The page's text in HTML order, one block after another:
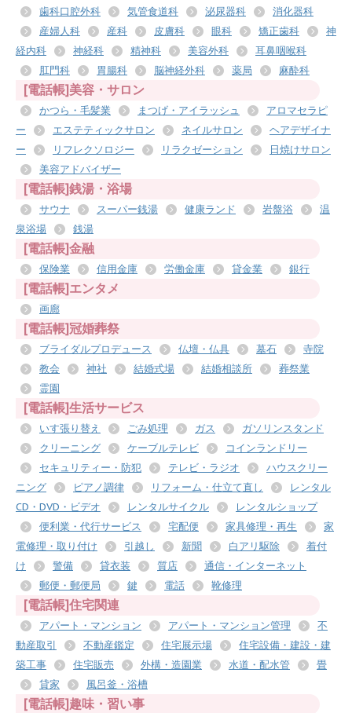
歯科口腔外科
気管食道科 泌尿器科
消化器科
産婦人科
産科 皮膚科 眼科 矯正歯科
神
経内科
神経科 精神科 美容外科
耳鼻咽喉科
肛門科
胃腸科 脳神経外科 薬局 麻酔科
[電話帳]美容・サロン
かつら・毛髪業 まつげ・アイラッシュ
アロマセラピ
ー
エステティックサロン ネイルサロン
ヘアデザイナ
ー
リフレクソロジー リラクゼーション
日焼けサロン
美容アドバイザー
[電話帳]銭湯・浴場
サウナ スーパー銭湯 健康ランド 岩盤浴
温
泉浴場
銭湯
[電話帳]金融
保険業 信用金庫 労働金庫 貸金業 銀行
[電話帳]エンタメ
画廊
[電話帳]冠婚葬祭
ブライダルプロデュース 仏壇・仏具 墓石
寺院
教会
神社 結婚式場 結婚相談所
葬祭業
霊園
[電話帳]生活サービス
いす張り替え ごみ処理 ガス
ガソリンスタンド
クリーニング
ケーブルテレビ
コインランドリー
セキュリティー・防犯
テレビ・ラジオ
ハウスクリー
ニング
ピアノ調律 リフォーム・仕立て直し
レンタル
CD・DVD・ビデオ
レンタルサイクル
レンタルショップ
便利業・代行サービス
宅配便 家具修理・再生
家
電修理・取り付け
引越し 新聞 白アリ駆除
着付
け
警備 貸衣装 質店
通信・インターネット
郵便・郵便局
鍵 電話 靴修理
[電話帳]住宅関連
アパート・マンション アパート・マンション管理
不
動産取引
不動産鑑定 住宅展示場
住宅設備・建設・建
築工事
住宅販売 外構・造園業 水道・配水管
畳
貸家
風呂釜・浴槽
[電話帳]趣味・習い事